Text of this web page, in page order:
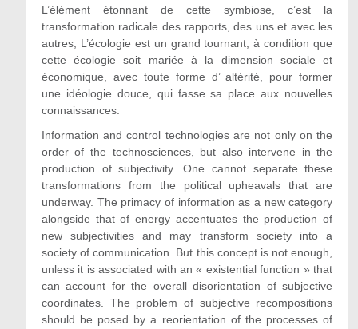
L’élément étonnant de cette symbiose, c’est la
transformation radicale des rapports, des uns et avec les
autres, L’écologie est un grand tournant, à condition que
cette écologie soit mariée à la dimension sociale et
économique, avec toute forme d’ altérité, pour former
une idéologie douce, qui fasse sa place aux nouvelles
connaissances.
Information and control technologies are not only on the
order of the technosciences, but also intervene in the
production of subjectivity. One cannot separate these
transformations from the political upheavals that are
underway. The primacy of information as a new category
alongside that of energy accentuates the production of
new subjectivities and may transform society into a
society of communication. But this concept is not enough,
unless it is associated with an « existential function » that
can account for the overall disorientation of subjective
coordinates. The problem of subjective recompositions
should be posed by a reorientation of the processes of